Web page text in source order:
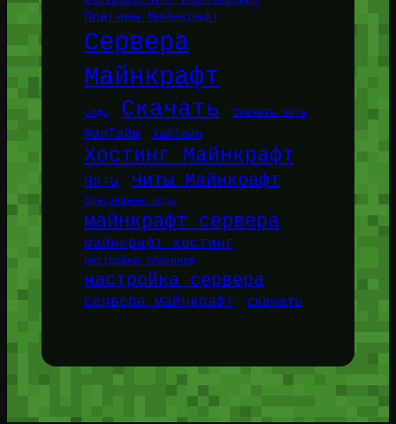
Плагины Майнкрафт
Сервера
Майнкрафт
Сиды Скачать Скачать читы
ФанТайм ХайТейл
Хостинг Майнкрафт
Читы Читы Майнкрафт
браузерные игры
майнкрафт сервера
майнкрафт хостинг
настройка плагинов
настройка сервера
сервера майнкрафт скачать